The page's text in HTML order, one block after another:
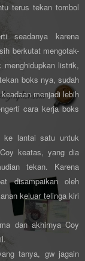
terus tekan tombol
seadanya karena
berkutat mengotak-
listrik,
boks nya, sudah
menjadi lebih
cara kerja boks
ke lantai satu untuk
keatas, yang dia
tekan. Karena
disampaikan oleh
keluar telinga kiri
dan akhirnya Coy
tanya, gw jagain